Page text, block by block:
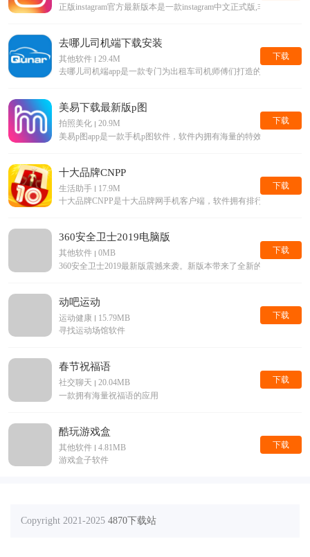
正版instagram官方最新版本是一款instagram中文正式版,非常受欢
去哪儿司机端下载安装
其他软件
29.4M
去哪儿司机端app是一款专门为出租车司机师傅们打造的手机平台
下载
美易下载最新版p图
拍照美化
20.9M
美易p图app是一款手机p图软件，软件内拥有海量的特效滤镜等美
下载
十大品牌CNPP
生活助手
17.9M
十大品牌CNPP是十大品牌网手机客户端，软件拥有排行榜查询，
下载
360安全卫士2019电脑版
其他软件
0MB
360安全卫士2019最新版震撼来袭。新版本带来了全新的界面，和
下载
动吧运动
运动健康
15.79MB
寻找运动场馆软件
下载
春节祝福语
社交聊天
20.04MB
一款拥有海量祝福语的应用
下载
酷玩游戏盒
其他软件
4.81MB
游戏盒子软件
下载
Copyright 2021-2025 4870下载站